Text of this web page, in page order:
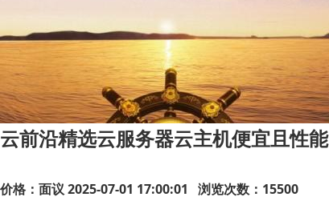
云前沿精选云服务器云主机便宜且性能
价格：面议 2025-07-01 17:00:01 浏览次数：15500